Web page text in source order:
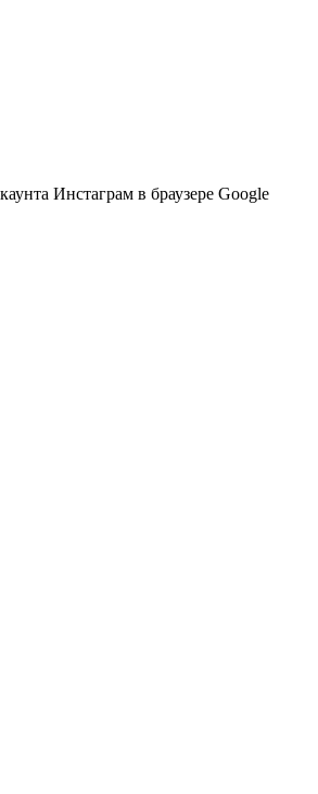
Инстаграм в браузере Google